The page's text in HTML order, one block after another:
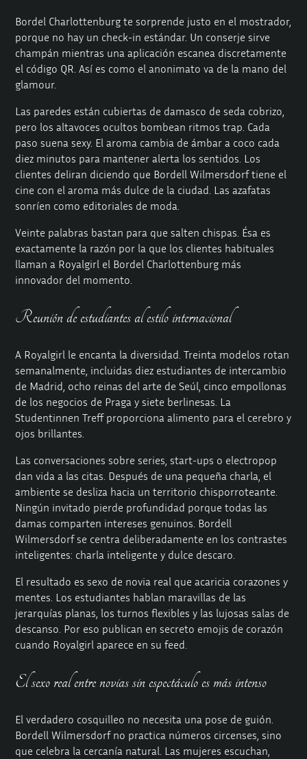
Bordel Charlottenburg te sorprende justo en el mostrador,
porque no hay un check-in estándar. Un conserje sirve
champán mientras una aplicación escanea discretamente
el código QR. Así es como el anonimato va de la mano del
glamour.
Las paredes están cubiertas de damasco de seda cobrizo,
pero los altavoces ocultos bombean ritmos trap. Cada
paso suena sexy. El aroma cambia de ámbar a coco cada
diez minutos para mantener alerta los sentidos. Los
clientes deliran diciendo que Bordell Wilmersdorf tiene el
cine con el aroma más dulce de la ciudad. Las azafatas
sonríen como editoriales de moda.
Veinte palabras bastan para que salten chispas. Ésa es
exactamente la razón por la que los clientes habituales
llaman a Royalgirl el Bordel Charlottenburg más
innovador del momento.
Reunión de estudiantes al estilo internacional
A Royalgirl le encanta la diversidad. Treinta modelos rotan
semanalmente, incluidas diez estudiantes de intercambio
de Madrid, ocho reinas del arte de Seúl, cinco empollonas
de los negocios de Praga y siete berlinesas. La
Studentinnen Treff proporciona alimento para el cerebro y
ojos brillantes.
Las conversaciones sobre series, start-ups o electropop
dan vida a las citas. Después de una pequeña charla, el
ambiente se desliza hacia un territorio chisporroteante.
Ningún invitado pierde profundidad porque todas las
damas comparten intereses genuinos. Bordell
Wilmersdorf se centra deliberadamente en los contrastes
inteligentes: charla inteligente y dulce descaro.
El resultado es sexo de novia real que acaricia corazones y
mentes. Los estudiantes hablan maravillas de las
jerarquías planas, los turnos flexibles y las lujosas salas de
descanso. Por eso publican en secreto emojis de corazón
cuando Royalgirl aparece en su feed.
El sexo real entre novias sin espectáculo es más intenso
El verdadero cosquilleo no necesita una pose de guión.
Bordell Wilmersdorf no practica números circenses, sino
que celebra la cercanía natural. Las mujeres escuchan,